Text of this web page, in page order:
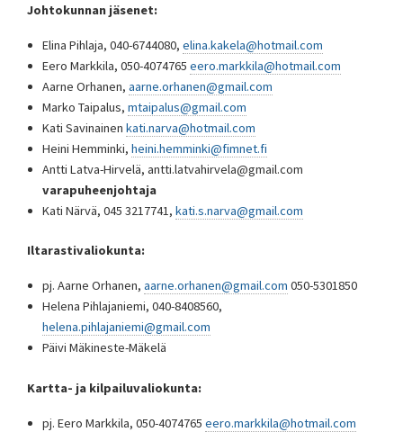
Johtokunnan jäsenet:
Elina Pihlaja, 040-6744080,elina.kakela@hotmail.com
Eero Markkila, 050-4074765eero.markkila@hotmail.com
Aarne Orhanen,aarne.orhanen@gmail.com
Marko Taipalus,mtaipalus@gmail.com
Kati Savinainenkati.narva@hotmail.com
Heini Hemminki,heini.hemminki@fimnet.fi
Antti Latva-Hirvelä, antti.latvahirvela@gmail.com
varapuheenjohtaja
Kati Närvä, 045 3217741,kati.s.narva@gmail.com
Iltarastivaliokunta:
pj. Aarne Orhanen,aarne.orhanen@gmail.com 050-5301850
Helena Pihlajaniemi, 040-8408560,
helena.pihlajaniemi@gmail.com
Päivi Mäkineste-Mäkelä
Kartta- ja kilpailuvaliokunta:
pj. Eero Markkila, 050-4074765eero.markkila@hotmail.com